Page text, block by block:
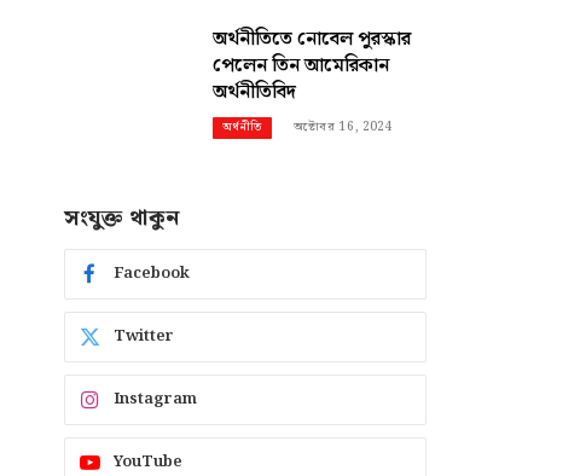
অর্থনীতিতে নোবেল পুরস্কার
পেলেন তিন আমেরিকান
অর্থনীতিবিদ
অর্থনীতি অক্টোবর 16, 2024
সংযুক্ত থাকুন
Facebook
Twitter
Instagram
YouTube